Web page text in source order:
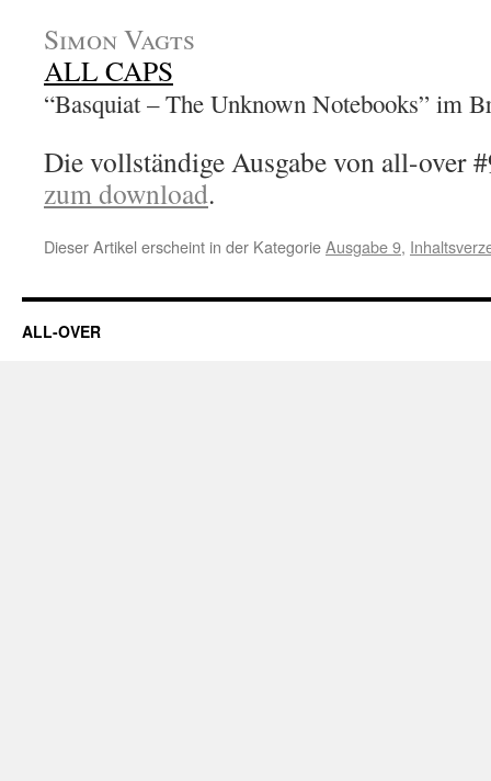
Simon Vagts
ALL CAPS
“Basquiat – The Unknown Notebooks” im
Die vollständige Ausgabe von all-over
zum download.
Dieser Artikel erscheint in der KategorieAusgabe 9,
ALL-OVER